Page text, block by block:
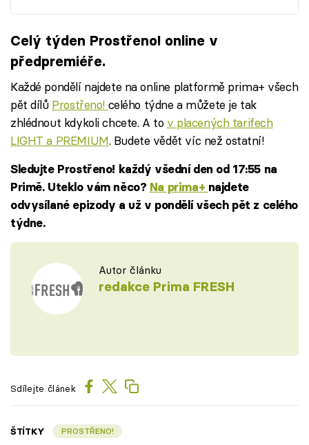
Celý týden Prostřeno! online v
předpremiéře.
Každé pondělí najdete na online platformě prima+ všech
pět dílů Prostřeno! celého týdne a můžete je tak
zhlédnout kdykoli chcete. A to v placených tarifech
LIGHT a PREMIUM. Budete vědět víc než ostatní!
Sledujte Prostřeno! každý všední den od 17:55 na
Primě. Uteklo vám něco? Na prima+ najdete
odvysílané epizody a už v pondělí všech pět z celého
týdne.
Autor článku
redakce Prima FRESH
Sdílejte článek
ŠTÍTKY PROSTŘENO!